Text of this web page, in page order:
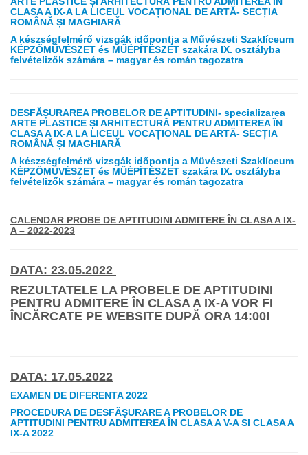
CLASA A IX-A LA LICEUL VOCAȚIONAL DE ARTĂ- SECȚIA
ROMÂNĂ ȘI MAGHIARĂ
A készségfelmérő vizsgák időpontja a Művészeti Szaklíceum
KÉPZŐMŰVÉSZET és MŰÉPÍTÉSZET szakára IX. osztályba
felvételizők számára – magyar és román tagozatra
DESFĂȘURAREA PROBELOR DE APTITUDINI- specializarea
ARTE PLASTICE ȘI ARHITECTURĂ PENTRU ADMITEREA ÎN
CLASA A IX-A LA LICEUL VOCAȚIONAL DE ARTĂ- SECȚIA
ROMÂNĂ ȘI MAGHIARĂ
A készségfelmérő vizsgák időpontja a Művészeti Szaklíceum
KÉPZŐMŰVÉSZET és MŰÉPÍTÉSZET szakára IX. osztályba
felvételizők számára – magyar és román tagozatra
CALENDAR PROBE DE APTITUDINI ADMITERE ÎN CLASA A IX-
A – 2022-2023
DATA: 23.05.2022
REZULTATELE LA PROBELE DE APTITUDINI
PENTRU ADMITERE ÎN CLASA A IX-A VOR FI
ÎNCĂRCATE PE WEBSITE DUPĂ ORA 14:00!
DATA: 17.05.2022
EXAMEN DE DIFERENTA 2022
PROCEDURA DE DESFĂŞURARE A PROBELOR DE
APTITUDINI PENTRU ADMITEREA ÎN CLASA A V-A SI CLASA A
IX-A 2022